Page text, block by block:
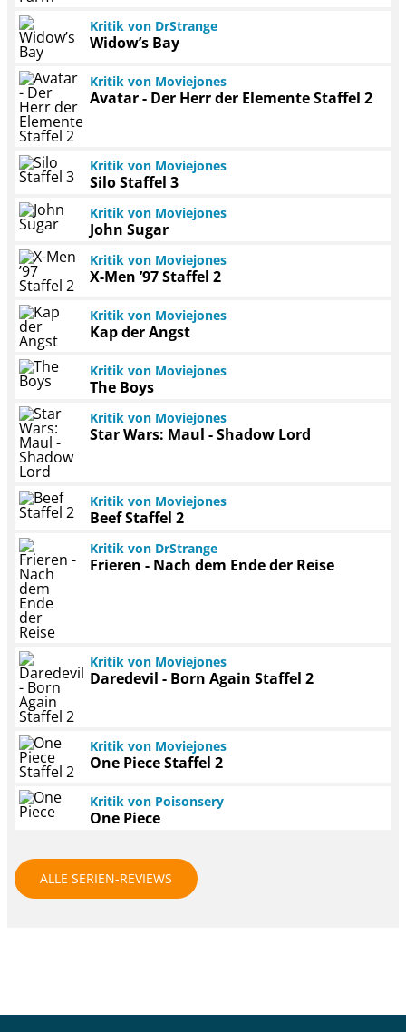
Kritik von DrStrange
Widow’s Bay
Kritik von Moviejones
Avatar - Der Herr der Elemente Staffel 2
Kritik von Moviejones
Silo Staffel 3
Kritik von Moviejones
John Sugar
Kritik von Moviejones
X-Men ’97 Staffel 2
Kritik von Moviejones
Kap der Angst
Kritik von Moviejones
The Boys
Kritik von Moviejones
Star Wars: Maul - Shadow Lord
Kritik von Moviejones
Beef Staffel 2
Kritik von DrStrange
Frieren - Nach dem Ende der Reise
Kritik von Moviejones
Daredevil - Born Again Staffel 2
Kritik von Moviejones
One Piece Staffel 2
Kritik von Poisonsery
One Piece
ALLE SERIEN-REVIEWS